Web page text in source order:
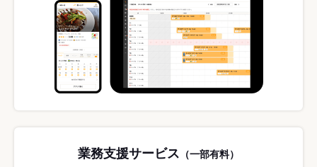
業務支援サービス （一部有料）